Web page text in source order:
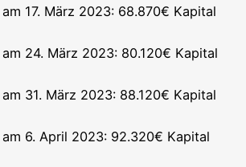
17. März 2023: 68.870€ Kapi­tal
24. März 2023: 80.120€ Kapi­tal
31. März 2023: 88.120€ Kapi­tal
6. April 2023: 92.320€ Kapi­tal